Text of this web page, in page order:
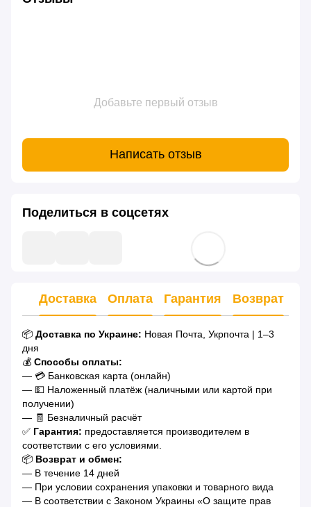
Добавьте первый отзыв
Написать отзыв
Поделиться в соцсетях
Доставка Оплата Гарантия Возврат
📦 Доставка по Украине: Новая Почта, Укрпочта | 1–3
дня
💰 Способы оплаты:
— 💳 Банковская карта (онлайн)
— 💵 Наложенный платёж (наличными или картой при
получении)
— 🧾 Безналичный расчёт
✅ Гарантия: предоставляется производителем в
соответствии с его условиями.
📦 Возврат и обмен:
— В течение 14 дней
— При условии сохранения упаковки и товарного вида
— В соответствии с Законом Украины «О защите прав